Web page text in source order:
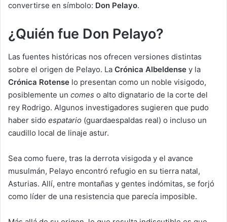
convertirse en símbolo: Don Pelayo.
¿Quién fue Don Pelayo?
Las fuentes históricas nos ofrecen versiones distintas
sobre el origen de Pelayo. La Crónica Albeldense y la
Crónica Rotense lo presentan como un noble visigodo,
posiblemente un comes o alto dignatario de la corte del
rey Rodrigo. Algunos investigadores sugieren que pudo
haber sido espatario (guardaespaldas real) o incluso un
caudillo local de linaje astur.
Sea como fuere, tras la derrota visigoda y el avance
musulmán, Pelayo encontró refugio en su tierra natal,
Asturias. Allí, entre montañas y gentes indómitas, se forjó
como líder de una resistencia que parecía imposible.